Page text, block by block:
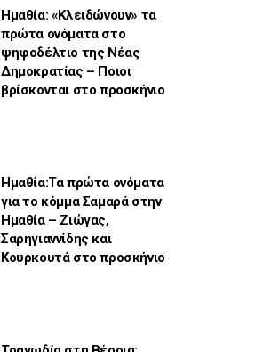
Ημαθία: «Κλειδώνουν» τα
πρώτα ονόματα στο
ψηφοδέλτιο της Νέας
Δημοκρατίας – Ποιοι
βρίσκονται στο προσκήνιο
Ημαθία:Τα πρώτα ονόματα
για το κόμμα Σαμαρά στην
Ημαθία – Ζιώγας,
Σαρηγιαννίδης και
Κουρκουτά στο προσκήνιο